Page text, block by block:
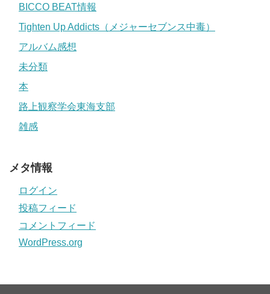
BICCO BEAT情報
Tighten Up Addicts（メジャーセブンス中毒）
アルバム感想
未分類
本
路上観察学会東海支部
雑感
メタ情報
ログイン
投稿フィード
コメントフィード
WordPress.org